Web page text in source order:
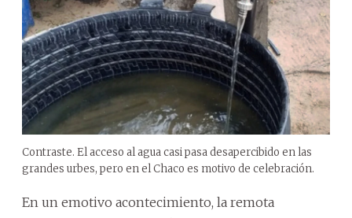
Contraste. El acceso al agua casi pasa desapercibido en las
grandes urbes, pero en el Chaco es motivo de celebración.
En un emotivo acontecimiento, la remota